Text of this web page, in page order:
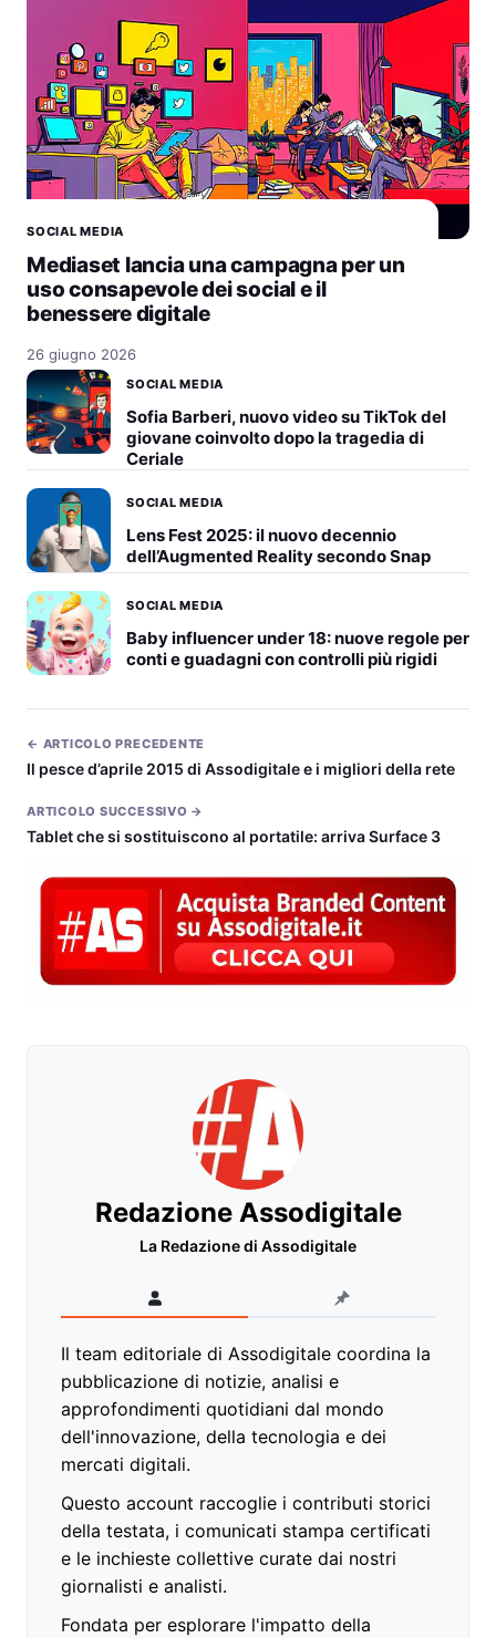
SOCIAL MEDIA
Mediaset lancia una campagna per un
uso consapevole dei social e il
benessere digitale
26 giugno 2026
SOCIAL MEDIA
Sofia Barberi, nuovo video su TikTok del
giovane coinvolto dopo la tragedia di
Ceriale
SOCIAL MEDIA
Lens Fest 2025: il nuovo decennio
dell’Augmented Reality secondo Snap
SOCIAL MEDIA
Baby influencer under 18: nuove regole per
conti e guadagni con controlli più rigidi
← ARTICOLO PRECEDENTE
Il pesce d’aprile 2015 di Assodigitale e i migliori della rete
ARTICOLO SUCCESSIVO →
Tablet che si sostituiscono al portatile: arriva Surface 3
Redazione Assodigitale
La Redazione di Assodigitale
Il team editoriale di Assodigitale coordina la
pubblicazione di notizie, analisi e
approfondimenti quotidiani dal mondo
dell'innovazione, della tecnologia e dei
mercati digitali.
Questo account raccoglie i contributi storici
della testata, i comunicati stampa certificati
e le inchieste collettive curate dai nostri
giornalisti e analisti.
Fondata per esplorare l'impatto della